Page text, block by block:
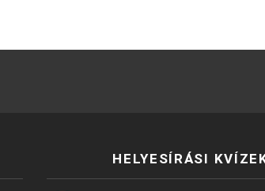
HELYESÍRÁSI